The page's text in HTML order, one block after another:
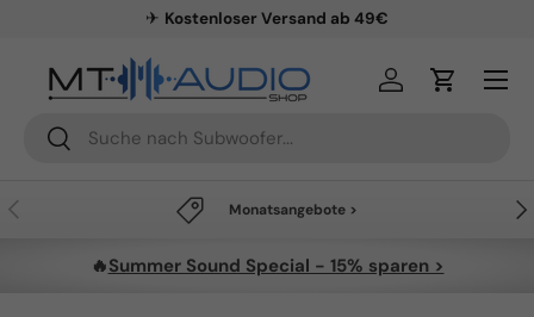
✈ Kostenloser Versand ab 49€
Suchen
Suchen
Einloggen
Menü
Vorherige Monatsangebote >
🔥Summer Sound Special - 15% sparen >